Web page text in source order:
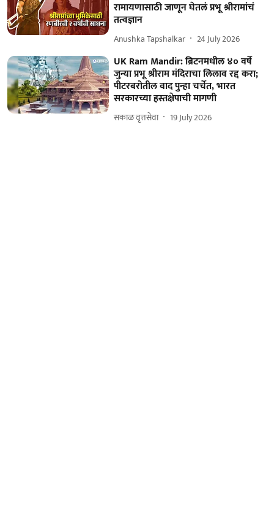
रामायणासाठी जाणून घेतलं प्रभू श्रीरामांचं
तत्वज्ञान
Anushka Tapshalkar 24 July 2026
UK Ram Mandir: ब्रिटनमधील ४० वर्षे
जुन्या प्रभू श्रीराम मंदिराचा लिलाव रद्द करा;
पीटरबरोतील वाद पुन्हा चर्चेत, भारत
सरकारच्या हस्तक्षेपाची मागणी
सकाळ वृत्तसेवा 19 July 2026